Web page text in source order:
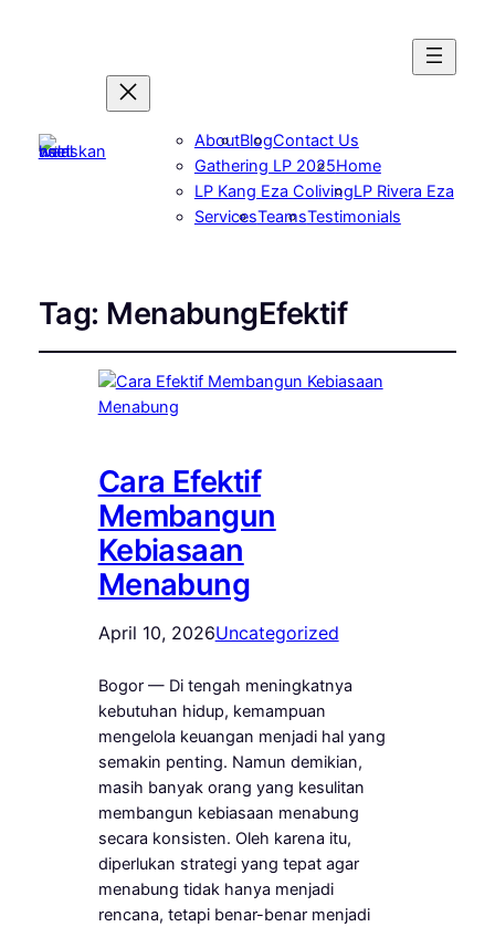
AboutBlogContact Us
Gathering LP 2025Home
LP Kang Eza ColivingLP Rivera Eza
ServicesTeamsTestimonials
Tag: MenabungEfektif
Cara Efektif
Membangun
Kebiasaan
Menabung
April 10, 2026Uncategorized
Bogor — Di tengah meningkatnya
kebutuhan hidup, kemampuan
mengelola keuangan menjadi hal yang
semakin penting. Namun demikian,
masih banyak orang yang kesulitan
membangun kebiasaan menabung
secara konsisten. Oleh karena itu,
diperlukan strategi yang tepat agar
menabung tidak hanya menjadi
rencana, tetapi benar-benar menjadi